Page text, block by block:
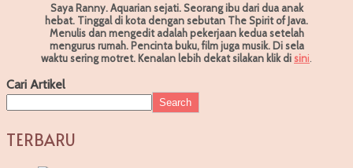
Saya Ranny. Aquarian sejati. Seorang ibu dari dua anak
hebat. Tinggal di kota dengan sebutan The Spirit of Java.
Menulis dan mengedit adalah pekerjaan kedua setelah
mengurus rumah. Pencinta buku, film juga musik. Di sela
waktu sering motret. Kenalan lebih dekat silakan klik disini.
Cari Artikel
Search
TERBARU